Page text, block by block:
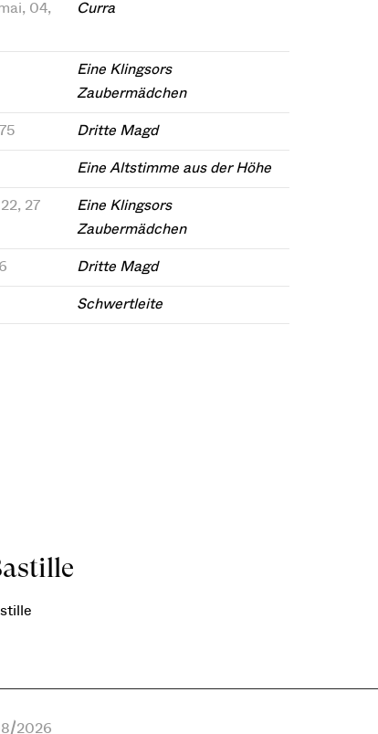
04,
Curra
Eine Klingsors
Zaubermädchen
Dritte Magd
Eine Altstimme aus der Höhe
27
Eine Klingsors
Zaubermädchen
Dritte Magd
Schwertleite
2026